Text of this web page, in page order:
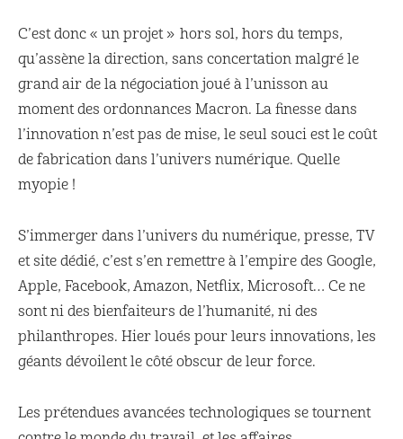
C’est donc « un projet » hors sol, hors du temps,
qu’assène la direction, sans concertation malgré le
grand air de la négociation joué à l’unisson au
moment des ordonnances Macron. La finesse dans
l’innovation n’est pas de mise, le seul souci est le coût
de fabrication dans l’univers numérique. Quelle
myopie !
S’immerger dans l’univers du numérique, presse, TV
et site dédié, c’est s’en remettre à l’empire des Google,
Apple, Facebook, Amazon, Netflix, Microsoft… Ce ne
sont ni des bienfaiteurs de l’humanité, ni des
philanthropes. Hier loués pour leurs innovations, les
géants dévoilent le côté obscur de leur force.
Les prétendues avancées technologiques se tournent